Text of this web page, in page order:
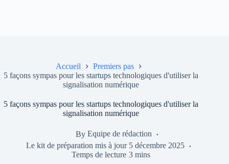
Accueil
Premiers pas
5 façons sympas pour les startups technologiques d'utiliser la
signalisation numérique
5 façons sympas pour les startups technologiques d'utiliser la
signalisation numérique
By Equipe de rédaction
Le kit de préparation mis à jour 5 décembre 2025
Temps de lecture 3 mins